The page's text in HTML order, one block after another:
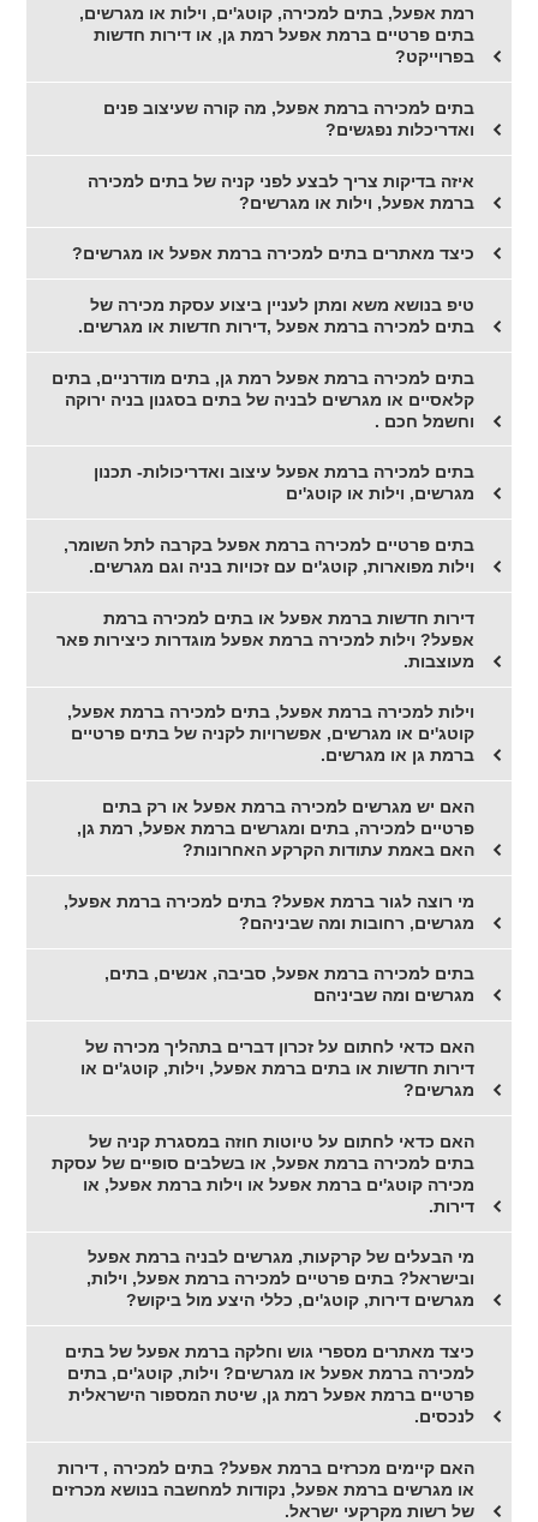
רמת אפעל, בתים למכירה, קוטג'ים, וילות או מגרשים,
בתים פרטיים ברמת אפעל רמת גן, או דירות חדשות
בפרוייקט?
בתים למכירה ברמת אפעל, מה קורה שעיצוב פנים
ואדריכלות נפגשים?
איזה בדיקות צריך לבצע לפני קניה של בתים למכירה
ברמת אפעל, וילות או מגרשים?
כיצד מאתרים בתים למכירה ברמת אפעל או מגרשים?
טיפ בנושא משא ומתן לעניין ביצוע עסקת מכירה של
בתים למכירה ברמת אפעל ,דירות חדשות או מגרשים.
בתים למכירה ברמת אפעל רמת גן, בתים מודרניים, בתים
קלאסיים או מגרשים לבניה של בתים בסגנון בניה ירוקה
וחשמל חכם .
בתים למכירה ברמת אפעל עיצוב ואדריכולות- תכנון
מגרשים, וילות או קוטג'ים
בתים פרטיים למכירה ברמת אפעל בקרבה לתל השומר,
וילות מפוארות, קוטג'ים עם זכויות בניה וגם מגרשים.
דירות חדשות ברמת אפעל או בתים למכירה ברמת
אפעל? וילות למכירה ברמת אפעל מוגדרות כיצירות פאר
מעוצבות.
וילות למכירה ברמת אפעל, בתים למכירה ברמת אפעל,
קוטג'ים או מגרשים, אפשרויות לקניה של בתים פרטיים
ברמת גן או מגרשים.
האם יש מגרשים למכירה ברמת אפעל או רק בתים
פרטיים למכירה, בתים ומגרשים ברמת אפעל, רמת גן,
האם באמת עתודות הקרקע האחרונות?
מי רוצה לגור ברמת אפעל? בתים למכירה ברמת אפעל,
מגרשים, רחובות ומה שביניהם?
בתים למכירה ברמת אפעל, סביבה, אנשים, בתים,
מגרשים ומה שביניהם
האם כדאי לחתום על זכרון דברים בתהליך מכירה של
דירות חדשות או בתים ברמת אפעל, וילות, קוטג'ים או
מגרשים?
האם כדאי לחתום על טיוטות חוזה במסגרת קניה של
בתים למכירה ברמת אפעל, או בשלבים סופיים של עסקת
מכירה קוטג'ים ברמת אפעל או וילות ברמת אפעל, או
דירות.
מי הבעלים של קרקעות, מגרשים לבניה ברמת אפעל
ובישראל? בתים פרטיים למכירה ברמת אפעל, וילות,
מגרשים דירות, קוטג'ים, כללי היצע מול ביקוש?
כיצד מאתרים מספרי גוש וחלקה ברמת אפעל של בתים
למכירה ברמת אפעל או מגרשים? וילות, קוטג'ים, בתים
פרטיים ברמת אפעל רמת גן, שיטת המספור הישראלית
לנכסים.
האם קיימים מכרזים ברמת אפעל? בתים למכירה , דירות
או מגרשים ברמת אפעל, נקודות למחשבה בנושא מכרזים
של רשות מקרקעי ישראל.